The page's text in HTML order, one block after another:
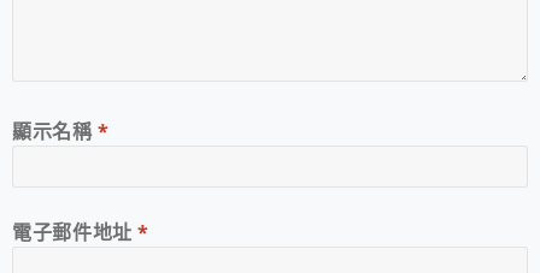
顯示名稱*
電子郵件地址*